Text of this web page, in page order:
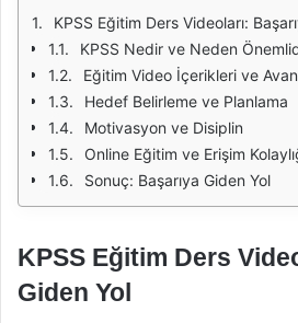
KPSS Eğitim Ders Videoları:
KPSS Nedir ve Neden
Eğitim Video İçerikleri ve
Hedef Belirleme ve Planlama
Motivasyon ve Disiplin
Online Eğitim ve Erişim
Sonuç: Başarıya Giden Yol
KPSS Eğitim Ders
Giden Yol